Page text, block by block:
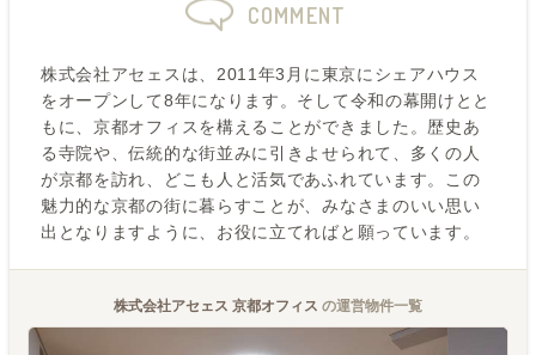
COMMENT
株式会社アセェスは、2011年3月に東京にシェアハウス
をオープンして8年になります。そして令和の幕開けとと
もに、京都オフィスを構えることができました。歴史あ
る寺院や、伝統的な街並みに引きよせられて、多くの人
が京都を訪れ、どこも人と活気であふれています。この
魅力的な京都の街に暮らすことが、みなさまのいい思い
出となりますように、お役に立てればと願っています。
株式会社アセェス 京都オフィス の運営物件一覧